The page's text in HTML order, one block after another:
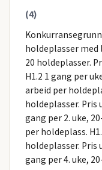
(4)
holdeplasser med
20 holdeplasser.
H1.2 1 gang per
arbeid per
holdeplasser. Pris
gang per 2. uke,
per holdeplass.
holdeplasser. Pris
gang per 4. uke,